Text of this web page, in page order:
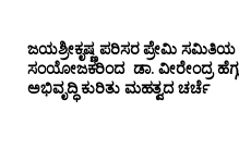
ಜಯಶ್ರೀಕೃಷ್ಣ ಪರಿಸರ ಪ್ರೇಮಿ ಸಮಿತಿಯ
ಸಂಯೋಜಕರಿಂದ ಡಾ. ವೀರೇಂದ್ರ
ಅಭಿವೃದ್ಧಿ ಕುರಿತು ಮಹತ್ವದ ಚರ್ಚೆ